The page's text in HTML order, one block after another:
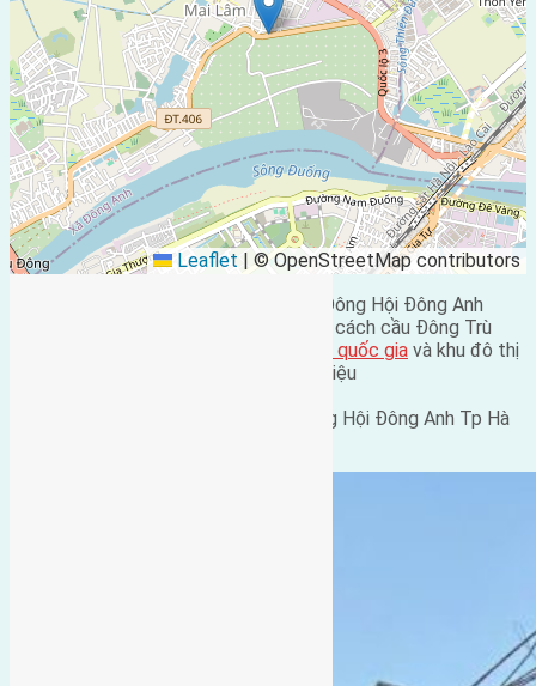
Leaflet | © OpenStreetMap contributors
Cần bán 50,8m2(4,5×11,3) đất Lại Đà Đông Hội Đông Anh
đường rộng 2,8m hướng Tây Nam vị trí cách cầu Đông Trù
trung tâm hội chợ triển lãm quốc gia và khu đô thị
mới Vinhome Cổ Loa 800m giá 105tr triệu
Vp nhà đất Hồng Hà số 51 đường Đông Hội Đông Anh Tp Hà